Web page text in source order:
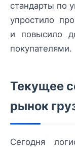
стандарты по
упростило
и повысило
покупателями.
Текущее
рынок
Сегодня